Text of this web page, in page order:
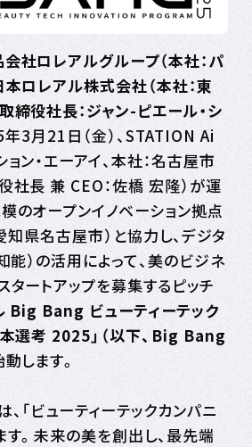
社ロレアルグループ（本社：パ
本ロレアル株式会社（本社：東
締役社長：ジャン-ピエール・シ
年3月21日（金）、STATION Ai
ン・エーアイ、本社：名古屋市
社長 兼 CEO：佐橋 宏隆）が運
のオープンイノベーション拠点
知県名古屋市）と協力し、デジタ
能）の活用によって、美のビジネ
タートアップを募集するピッチ
Big Bang ビューティーテック
選考 2025」（以下、Big Bang
します。
「ビューティーテックカンパニ
す。未来の美を創出し、最先端